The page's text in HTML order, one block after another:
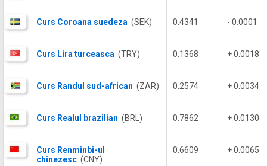
Curs Coroana suedeza (SEK) 0.4341 - 0.0001
Curs Lira turceasca (TRY) 0.1368 + 0.0018
Curs Randul sud-african (ZAR) 0.2574 + 0.0034
Curs Realul brazilian (BRL) 0.7862 + 0.0130
Curs Renminbi-ul
chinezesc (CNY)
0.6609 + 0.0065